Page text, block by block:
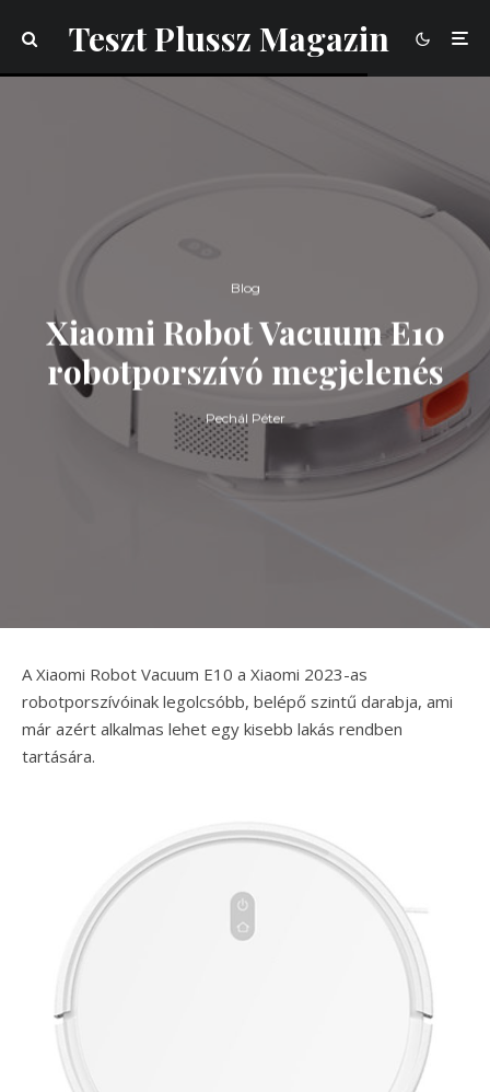
Teszt Plussz Magazin
Blog
Xiaomi Robot Vacuum E10
robotporszívó megjelenés
Pechál Péter
A Xiaomi Robot Vacuum E10 a Xiaomi 2023-as
robotporszívóinak legolcsóbb, belépő szintű darabja, ami
már azért alkalmas lehet egy kisebb lakás rendben
tartására.